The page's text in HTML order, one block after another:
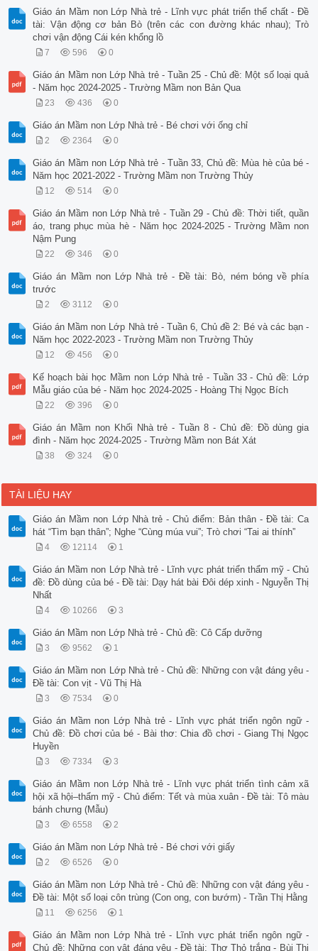
Giáo án Mầm non Lớp Nhà trẻ - Lĩnh vực phát triển thể chất - Đề
tài: Vận động cơ bản Bò (trên các con đường khác nhau); Trò
chơi vận động Cái kén khổng lồ
7 596 0
Giáo án Mầm non Lớp Nhà trẻ - Tuần 25 - Chủ đề: Một số loại quả
- Năm học 2024-2025 - Trường Mầm non Bản Qua
23 436 0
Giáo án Mầm non Lớp Nhà trẻ - Bé chơi với ống chỉ
2 2364 0
Giáo án Mầm non Lớp Nhà trẻ - Tuần 33, Chủ đề: Mùa hè của bé -
Năm học 2021-2022 - Trường Mầm non Trường Thủy
12 514 0
Giáo án Mầm non Lớp Nhà trẻ - Tuần 29 - Chủ đề: Thời tiết, quần
áo, trang phục mùa hè - Năm học 2024-2025 - Trường Mầm non
Nậm Pung
22 346 0
Giáo án Mầm non Lớp Nhà trẻ - Đề tài: Bò, ném bóng về phía
trước
2 3112 0
Giáo án Mầm non Lớp Nhà trẻ - Tuần 6, Chủ đề 2: Bé và các bạn -
Năm học 2022-2023 - Trường Mầm non Trường Thủy
12 456 0
Kế hoạch bài học Mầm non Lớp Nhà trẻ - Tuần 33 - Chủ đề: Lớp
Mẫu giáo của bé - Năm học 2024-2025 - Hoàng Thị Ngọc Bích
22 396 0
Giáo án Mầm non Khối Nhà trẻ - Tuần 8 - Chủ đề: Đồ dùng gia
đình - Năm học 2024-2025 - Trường Mầm non Bát Xát
38 324 0
TÀI LIỆU HAY
Giáo án Mầm non Lớp Nhà trẻ - Chủ điểm: Bản thân - Đề tài: Ca
hát “Tìm bạn thân”; Nghe “Cùng múa vui”; Trò chơi “Tai ai thính”
4 12114 1
Giáo án Mầm non Lớp Nhà trẻ - Lĩnh vực phát triển thẩm mỹ - Chủ
đề: Đồ dùng của bé - Đề tài: Dạy hát bài Đôi dép xinh - Nguyễn Thị
Nhất
4 10266 3
Giáo án Mầm non Lớp Nhà trẻ - Chủ đề: Cô Cấp dưỡng
3 9562 1
Giáo án Mầm non Lớp Nhà trẻ - Chủ đề: Những con vật đáng yêu -
Đề tài: Con vịt - Vũ Thị Hà
3 7534 0
Giáo án Mầm non Lớp Nhà trẻ - Lĩnh vực phát triển ngôn ngữ -
Chủ đề: Đồ chơi của bé - Bài thơ: Chia đồ chơi - Giang Thị Ngọc
Huyền
3 7334 3
Giáo án Mầm non Lớp Nhà trẻ - Lĩnh vực phát triển tình cảm xã
hội xã hội–thẩm mỹ - Chủ điểm: Tết và mùa xuân - Đề tài: Tô màu
bánh chưng (Mẫu)
3 6558 2
Giáo án Mầm non Lớp Nhà trẻ - Bé chơi với giấy
2 6526 0
Giáo án Mầm non Lớp Nhà trẻ - Chủ đề: Những con vật đáng yêu -
Đề tài: Một số loại côn trùng (Con ong, con bướm) - Trần Thị Hằng
11 6256 1
Giáo án Mầm non Lớp Nhà trẻ - Lĩnh vực phát triển ngôn ngữ -
Chủ đề: Những con vật đáng yêu - Đề tài: Thơ Thỏ trắng - Bùi Thị